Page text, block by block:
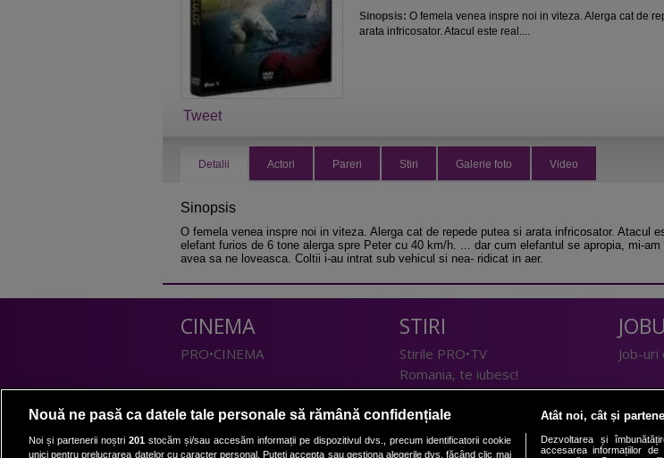
Tweet
Sinopsis: O femela venea inspre noi in viteza. Alerga cat de
arata infricosator. Atacul este real....
Detalii Actori Pareri Stiri Galerie foto Video
Sinopsis
O femela venea inspre noi in viteza. Alerga cat de repede putea si arata infricosator. Atacul
elefant furios de 6 tone alerga spre Peter cu 40 km/h. ... dar cum elefantul se apropia, mi-
avea sa ne loveasca. Coltii i-au intrat sub vehicul si nea- ridicat in aer.
CINEMA
PRO•CINEMA
DIVERTISMENT
PRO•TV
STIRI
Stirile PRO•TV
Romania, te iubesc!
TEHNOLOGIE
Job-uri
Doctor
Nouă ne pasă ca datele tale personale să rămână confidențiale
Noi și partenerii noștri 201stocăm și/sau accesăm informații pe dispozitivul dvs., precum identificatorii cookie
unici pentru prelucrarea datelor cu caracter personal. Puteți accepta sau gestiona alegerile dvs. făcând clic mai
Atât noi, cât și
Dezvoltarea și
accesarea informațiilor